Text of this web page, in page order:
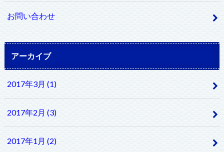
お問い合わせ
アーカイブ
2017年3月 (1)
2017年2月 (3)
2017年1月 (2)